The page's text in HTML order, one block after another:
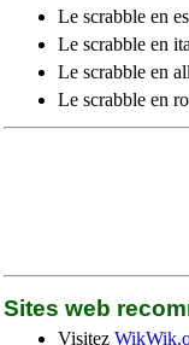
Le scrabble en
Le scrabble en
Le scrabble en
Le scrabble en
Sites web
Visitez